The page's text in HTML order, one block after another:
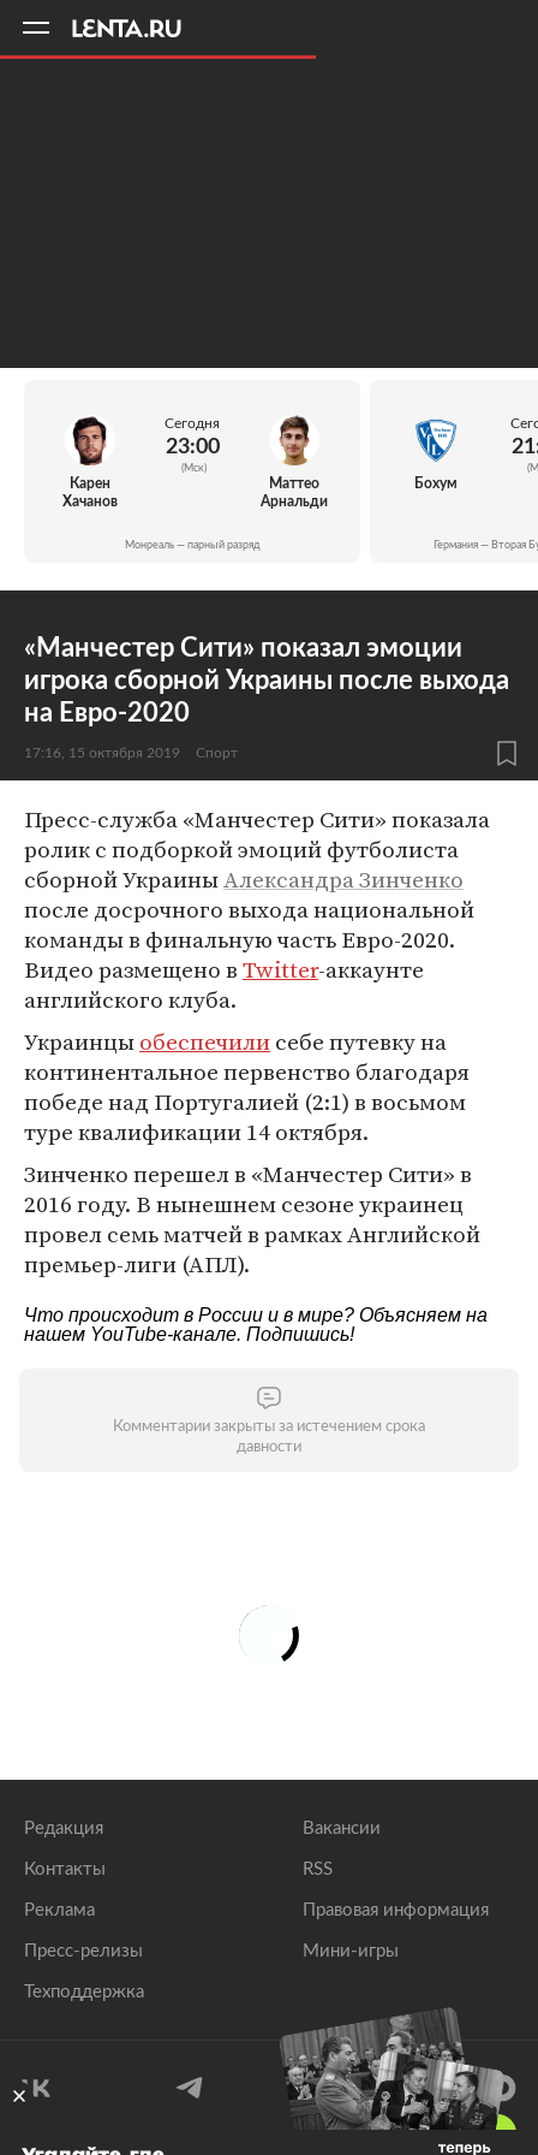
Карен
Хачанов
Сегодня
23:00
(Мск)
Маттео
Арнальди
Монреаль — парный разряд
Бохум
Германия — Вторая
«Манчестер Сити» показал эмоции
игрока сборной Украины после выхода
на Евро-2020
17:16, 15 октября 2019 Спорт
Пресс-служба «Манчестер Сити» показала
ролик с подборкой эмоций футболиста
сборной УкраиныАлександра Зинченко
после досрочного выхода национальной
команды в финальную часть Евро-2020.
Видео размещено вTwitter-аккаунте
английского клуба.
Украинцыобеспечилисебе путевку на
континентальное первенство благодаря
победе над Португалией (2:1) в восьмом
туре квалификации 14 октября.
Зинченко перешел в «Манчестер Сити» в
2016 году. В нынешнем сезоне украинец
провел семь матчей в рамках Английской
премьер-лиги (АПЛ).
Что происходит в России и в мире? Объясняем на
нашем YouTube-канале. Подпишись!
Комментарии закрыты за истечением срока
давности
Редакция
Контакты
Реклама
Пресс-релизы
Техподдержка
Вакансии
RSS
Правовая информация
Мини-игры